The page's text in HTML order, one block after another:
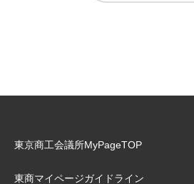
東京商工会議所MyPageTOP
東商マイページガイドライン